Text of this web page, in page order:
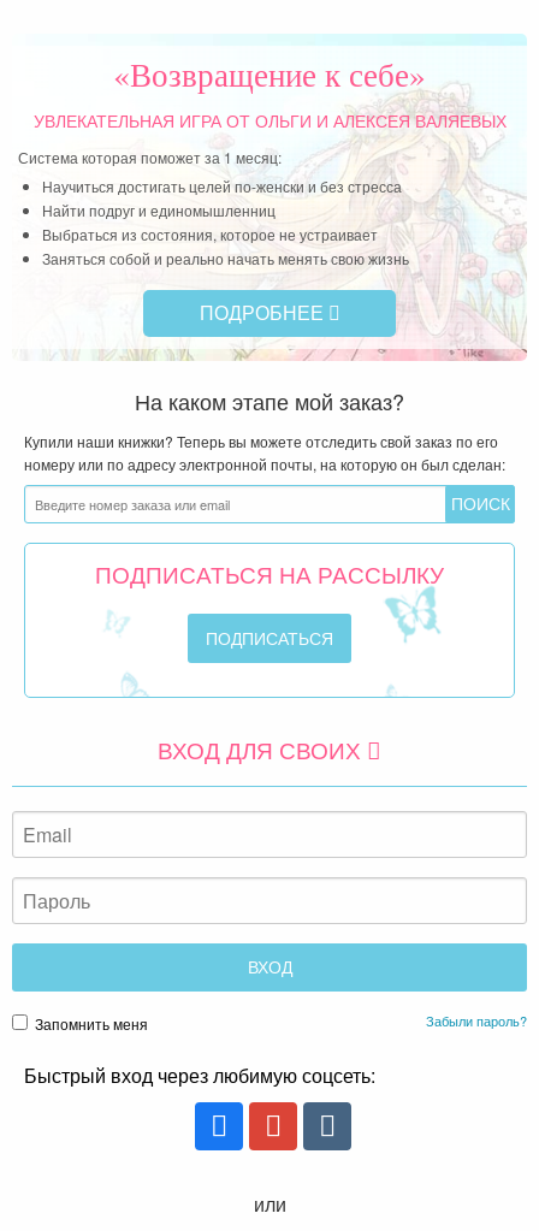
«Возвращение к себе»
УВЛЕКАТЕЛЬНАЯ ИГРАОТ ОЛЬГИ И АЛЕКСЕЯ ВАЛЯЕВЫХ
Система которая поможет за 1 месяц:
Научиться достигать целей по-женски и без стресса
Найти подруг и единомышленниц
Выбраться из состояния, которое не устраивает
Заняться собой и реально начать менять свою жизнь
ПОДРОБНЕЕ
На каком этапе мой заказ?
Купили наши книжки? Теперь вы можете отследить свой заказ по его
номеру или по адресу электронной почты, на которую он был сделан:
ПОДПИСАТЬСЯ НА РАССЫЛКУ
ВХОД ДЛЯ СВОИХ
Запомнить меня Забыли пароль?
Быстрый вход через любимую соцсеть:
или